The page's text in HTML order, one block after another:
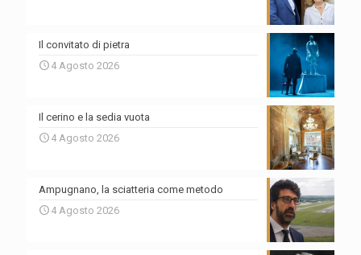
Il convitato di pietra
4 Agosto 2026
Il cerino e la sedia vuota
4 Agosto 2026
Ampugnano, la sciatteria come metodo
4 Agosto 2026